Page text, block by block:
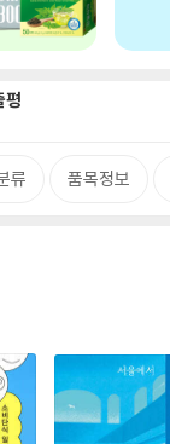
평
류 품목정보